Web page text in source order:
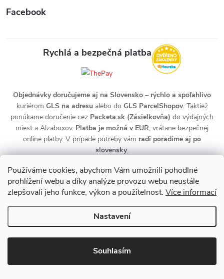
Používáme cookies, abychom Vám umožnili pohodlné
prohlížení webu a díky analýze provozu webu neustále
zlepšovali jeho funkce, výkon a použitelnost. Více informací
Nastavení
Souhlasím
Facebook
Rychlá a bezpečná platba
Objednávky doručujeme aj na Slovensko – rýchlo a spoľahlivo
kuriérom GLS na adresualebo do GLS ParcelShopov. Taktiež
ponúkame doručenie cez Packeta.sk (Zásielkovňa) do výdajných
miest a Alzaboxov. Platba je možná v EUR, vrátane bezpečnej
online platby. V prípade potreby vám radi poradíme aj po
slovensky.
Copyright 2026zdravotnidoplnky.com. Všechna práva vyhrazena.
Upravit nastavení cookies